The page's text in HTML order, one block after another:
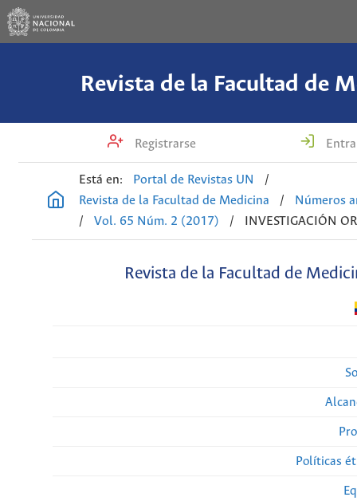
Revista de la Facultad de
Registrarse
Está en: Portal de Revistas UN
/
Revista de la Facultad de Medicina
/
Números
/
Vol. 65 Núm. 2 (2017) / INVESTIGACIÓN
Revista de la Facultad de
Políticas